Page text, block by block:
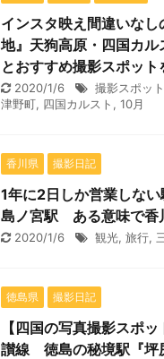
インスタ映え間違いなし
地』天狗高原・四国カル
とおすすめ撮影スポット
2020/1/6 撮影スポット
津野町, 四国カルスト , 10月
香川県 撮影日記
1年に2日しか営業しな
島ノ宮駅 ある意味で香
2020/1/6 観光, 旅行,
徳島県 撮影日記
【四国の写真撮影スポ
讃線 徳島の秘境駅『